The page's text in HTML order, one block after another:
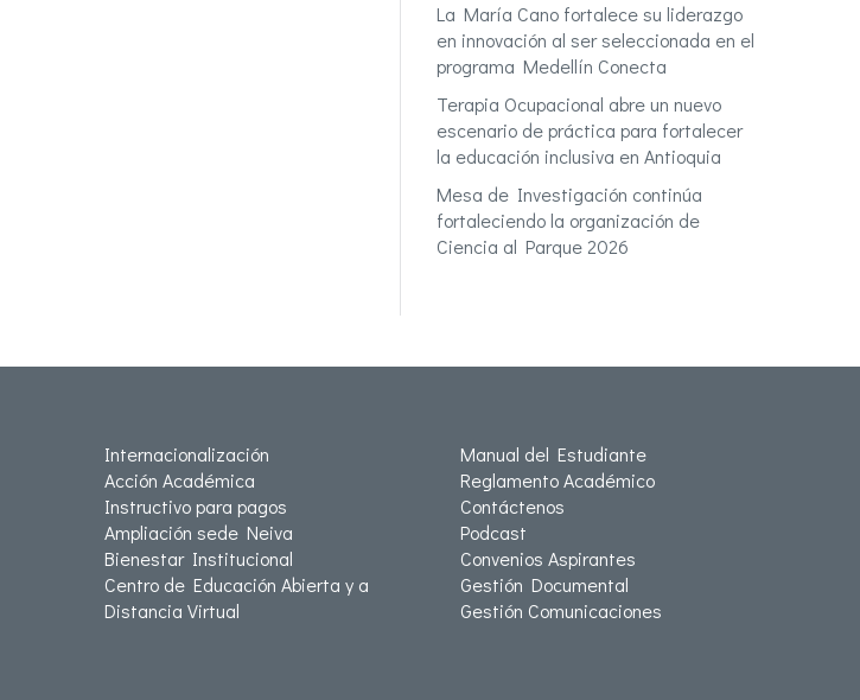
La María Cano fortalece su liderazgo
en innovación al ser seleccionada en el
programa Medellín Conecta
Terapia Ocupacional abre un nuevo
escenario de práctica para fortalecer
la educación inclusiva en Antioquia
Mesa de Investigación continúa
fortaleciendo la organización de
Ciencia al Parque 2026
Internacionalización
Acción Académica
Instructivo para pagos
Ampliación sede Neiva
Bienestar Institucional
Centro de Educación Abierta y a
Distancia Virtual
Manual del Estudiante
Reglamento Académico
Contáctenos
Podcast
Convenios Aspirantes
Gestión Documental
Gestión Comunicaciones